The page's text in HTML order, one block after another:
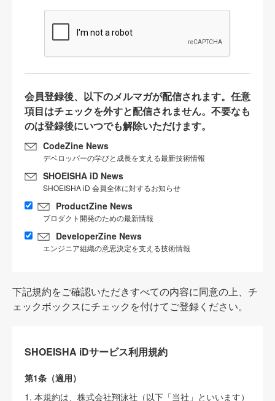
会員登録後、以下のメルマガが配信されます。任意
項目はチェックを外すと配信されません。不要なも
のは登録後にいつでも解除いただけます。
CodeZine News
デベロッパーの学びと成長を支える最新技術情報
SHOEISHA iD News
SHOEISHA iD 会員全体に対するお知らせ
ProductZine News
プロダクト開発のための最新情報
DeveloperZine News
エンジニア組織の意思決定を支える技術情報
下記規約をご確認いただきすべての内容に同意の上、チ
ェックボックスにチェックを付けてご登録ください。
SHOEISHA iDサービス利用規約
第1条（適用）
1. 本規約は、株式会社翔泳社（以下「当社」といいます）